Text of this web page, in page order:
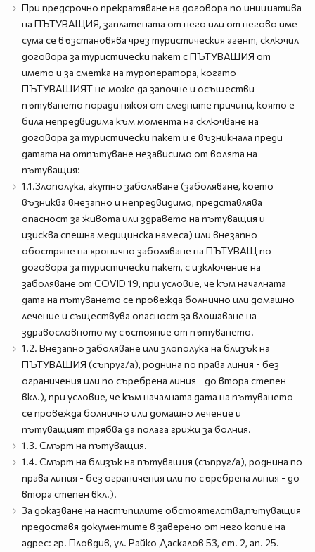
При предсрочно прекратяване на договора по инициатива
на ПЪТУВАЩИЯ, заплатената от него или от негово име
сума се възстановява чрез туристическия агент, сключил
договора за туристически пакет с ПЪТУВАЩИЯ от
името и за сметка на туроператора, когато
ПЪТУВАЩИЯТ не може да започне и осъществи
пътуването поради някоя от следните причини, която е
била непредвидима към момента на сключване на
договора за туристически пакет и е възникнала преди
датата на отпътуване независимо от волята на
пътуващия:
1.1.Злополука, акутно заболяване (заболяване, което
възниква внезапно и непредвидимо, представлява
опасност за живота или здравето на пътуващия и
изисква спешна медицинска намеса) или внезапно
обостряне на хронично заболяване на ПЪТУВАЩ по
договора за туристически пакет, с изключение на
заболяване от COVID 19, при условие, че към началната
дата на пътуването се провежда болнично или домашно
лечение и съществува опасност за влошаване на
здравословното му състояние от пътуването.
1.2. Внезапно заболяване или злополука на близък на
ПЪТУВАЩИЯ (съпруг/а), роднина по права линия - без
ограничения или по съребрена линия - до втора степен
вкл.), при условие, че към началната дата на пътуването
се провежда болнично или домашно лечение и
пътуващият трябва да полага грижи за болния.
1.3. Смърт на пътуващия.
1.4. Смърт на близък на пътуващия (съпруг/а), роднина по
права линия - без ограничения или по съребрена линия - до
втора степен вкл.).
За доказване на настъпилите обстоятелства,пътуващия
предоставя документите в заверено от него копие на
адрес: гр. Пловдив, ул. Райко Даскалов 53, ет. 2, ап. 25.